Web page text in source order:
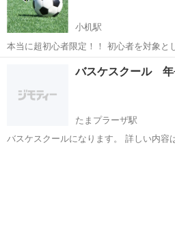
小机駅
本当に超初心者限定！！ 初心者を対象と
「あれ、みんな初心者というのはウソ？
サッカー
バスケスクール 年
たまプラーザ駅
バスケスクールになります。 詳しい内容